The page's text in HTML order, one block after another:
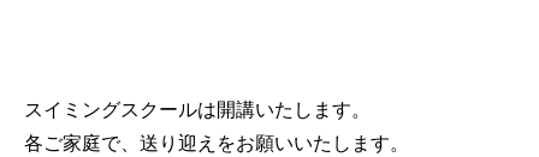
スイミングスクールは開講いたします。
各ご家庭で、送り迎えをお願いいたします。